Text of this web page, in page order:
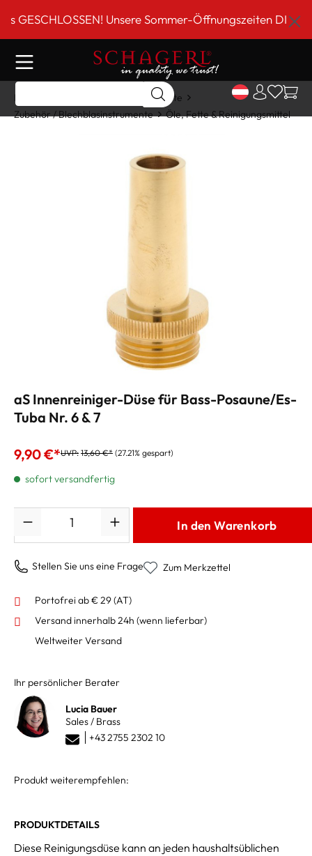
springen Unsere Sommer-Öffnungszeiten DI-FR 9
Home
Blechblasinstrumente
Zubehör / Blechblasinstrumente
Öle, Fette & Reinigungsmittel
aS Innenreiniger-Düse für Bass-Posaune/Es-
Tuba Nr. 6 & 7
9,90 €*UVP: 13,60 €* (27.21% gespart)
sofort versandfertig
In den Warenkorb
Stellen Sie uns eine Frage Zum Merkzettel
Portofrei ab € 29 (AT)
Versand innerhalb 24h (wenn lieferbar)
Weltweiter Versand
Ihr persönlicher Berater
Lucia Bauer
Sales / Brass
+43 2755 2302 10
Produkt weiterempfehlen:
PRODUKTDETAILS
Diese Reinigungsdüse kann an jeden haushaltsüblichen